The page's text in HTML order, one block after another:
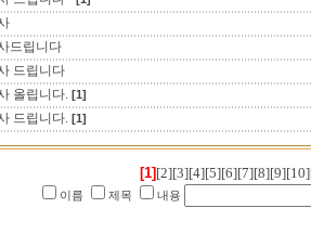
드립니다
드립니다
올립니다. [1]
드립니다. [1]
[1] [2][3][4][5][6][7][8][9][10]
이름 제목 내용